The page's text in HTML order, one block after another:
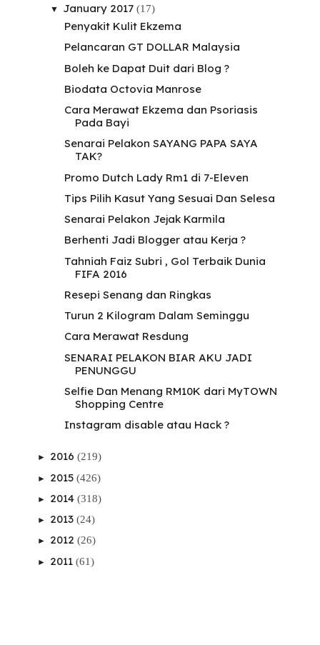
▼ January 2017 (17)
Penyakit Kulit Ekzema
Pelancaran GT DOLLAR Malaysia
Boleh ke Dapat Duit dari Blog ?
Biodata Octovia Manrose
Cara Merawat Ekzema dan Psoriasis
Pada Bayi
Senarai Pelakon SAYANG PAPA SAYA
TAK?
Promo Dutch Lady Rm1 di 7-Eleven
Tips Pilih Kasut Yang Sesuai Dan Selesa
Senarai Pelakon Jejak Karmila
Berhenti Jadi Blogger atau Kerja ?
Tahniah Faiz Subri , Gol Terbaik Dunia
FIFA 2016
Resepi Senang dan Ringkas
Turun 2 Kilogram Dalam Seminggu
Cara Merawat Resdung
SENARAI PELAKON BIAR AKU JADI
PENUNGGU
Selfie Dan Menang RM10K dari MyTOWN
Shopping Centre
Instagram disable atau Hack ?
► 2016 (219)
► 2015 (426)
► 2014 (318)
► 2013 (24)
► 2012 (26)
► 2011 (61)